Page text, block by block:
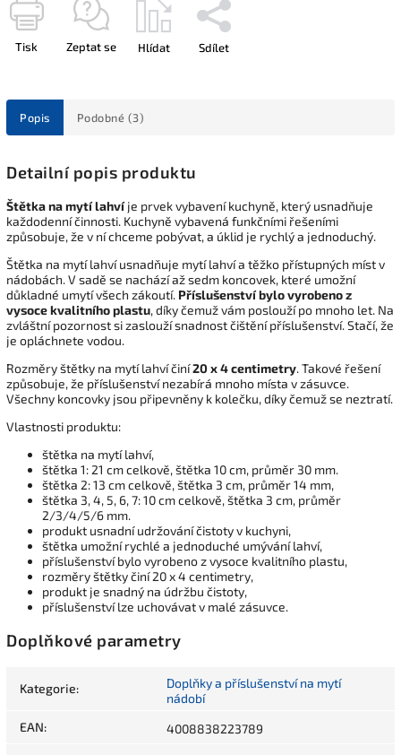
Tisk Zeptat se Hlídat Sdílet
Popis Podobné (3)
Detailní popis produktu
Štětka na mytí lahvíje prvek vybavení kuchyně, který usnadňuje
každodenní činnosti. Kuchyně vybavená funkčními řešeními
způsobuje, že v ní chceme pobývat, a úklid je rychlý a jednoduchý.
Štětka na mytí lahví usnadňuje mytí lahví a těžko přístupných míst v
nádobách. V sadě se nachází až sedm koncovek, které umožní
důkladné umytí všech zákoutí. Příslušenství bylo vyrobeno z
vysoce kvalitního plastu, díky čemuž vám poslouží po mnoho let. Na
zvláštní pozornost si zaslouží snadnost čištění příslušenství. Stačí, že
je opláchnete vodou.
Rozměry štětky na mytí lahví činí20 x 4 centimetry. Takové řešení
způsobuje, že příslušenství nezabírá mnoho místa v zásuvce.
Všechny koncovky jsou připevněny k kolečku, díky čemuž se neztratí.
Vlastnosti produktu:
štětka na mytí lahví,
štětka 1: 21 cm celkově, štětka 10 cm, průměr 30 mm.
štětka 2: 13 cm celkově, štětka 3 cm, průměr 14 mm,
štětka 3, 4, 5, 6, 7: 10 cm celkově, štětka 3 cm, průměr
2/3/4/5/6 mm.
produkt usnadní udržování čistoty v kuchyni,
štětka umožní rychlé a jednoduché umývání lahví,
příslušenství bylo vyrobeno z vysoce kvalitního plastu,
rozměry štětky činí 20 x 4 centimetry,
produkt je snadný na údržbu čistoty,
příslušenství lze uchovávat v malé zásuvce.
Doplňkové parametry
Kategorie:
Doplňky a příslušenství na mytí
nádobí
EAN: 4008838223789